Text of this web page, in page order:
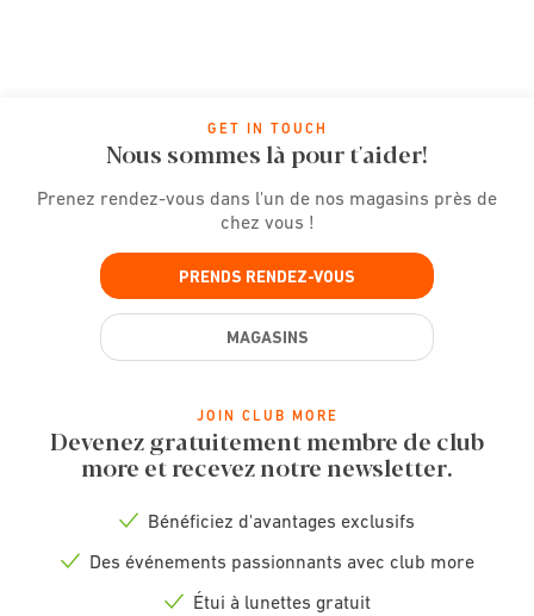
GET IN TOUCH
Nous sommes là pour t'aider!
Prenez rendez-vous dans l'un de nos magasins près de
chez vous !
PRENDS RENDEZ-VOUS
MAGASINS
JOIN CLUB MORE
Devenez gratuitement membre de club
more et recevez notre newsletter.
icon
Bénéficiez d'avantages exclusifs
Des événements passionnants avec club more
Étui à lunettes gratuit